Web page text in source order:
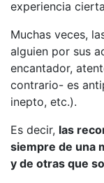
experiencia
Muchas veces,
alguien por sus
encantador,
contrario- es
inepto, etc.).
Es decir, las
siempre de una
y de otras que